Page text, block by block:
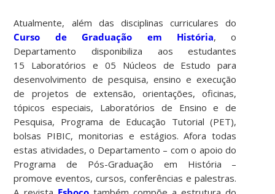
Atualmente, além das disciplinas curriculares do
Curso de Graduação em História, o
Departamento disponibiliza aos estudantes
15 Laboratórios e 05 Núcleos de Estudo para
desenvolvimento de pesquisa, ensino e execução
de projetos de extensão, orientações, oficinas,
tópicos especiais, Laboratórios de Ensino e de
Pesquisa, Programa de Educação Tutorial (PET),
bolsas PIBIC, monitorias e estágios. Afora todas
estas atividades, o Departamento – com o apoio do
Programa de Pós-Graduação em História –
promove eventos, cursos, conferências e palestras.